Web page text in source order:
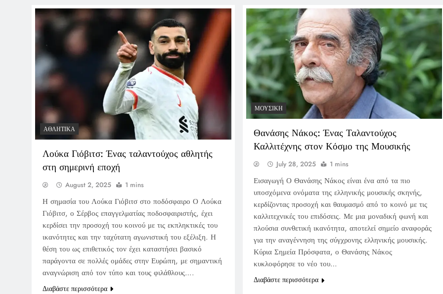
ΑΘΛΗΤΙΚΆ
Λούκα Γιόβιτσ: Ένας ταλαντούχος αθλητής
στη σημερινή εποχή
August 2, 2025 1 mins
Η σημασία του Λούκα Γιόβιτσ στο ποδόσφαιρο Ο Λούκα
Γιόβιτσ, ο Σέρβος επαγγελματίας ποδοσφαιριστής, έχει
κερδίσει την προσοχή του κοινού με τις εκπληκτικές του
ικανότητες και την ταχύτατη αγωνιστική του εξέλιξη. Η
θέση του ως επιθετικός τον έχει καταστήσει βασικό
παράγοντα σε πολλές ομάδες στην Ευρώπη, με σημαντική
αναγνώριση από τον τύπο και τους φιλάθλους….
Διαβάστε περισσότερα
ΜΟΥΣΙΚΉ
Θανάσης Νάκος: Ένας Ταλαντούχος
Καλλιτέχνης στον Κόσμο της Μουσικής
July 28, 2025 1 mins
Εισαγωγή Ο Θανάσης Νάκος είναι ένα από τα πιο
υποσχόμενα ονόματα της ελληνικής μουσικής σκηνής,
κερδίζοντας προσοχή και θαυμασμό από το κοινό με τις
καλλιτεχνικές του επιδόσεις. Με μια μοναδική φωνή και
πλούσια συνθετική ικανότητα, αποτελεί σημείο αναφοράς
για την αναγέννηση της σύγχρονης ελληνικής μουσικής.
Κύρια Σημεία Πρόσφατα, ο Θανάσης Νάκος
κυκλοφόρησε το νέο του…
Διαβάστε περισσότερα